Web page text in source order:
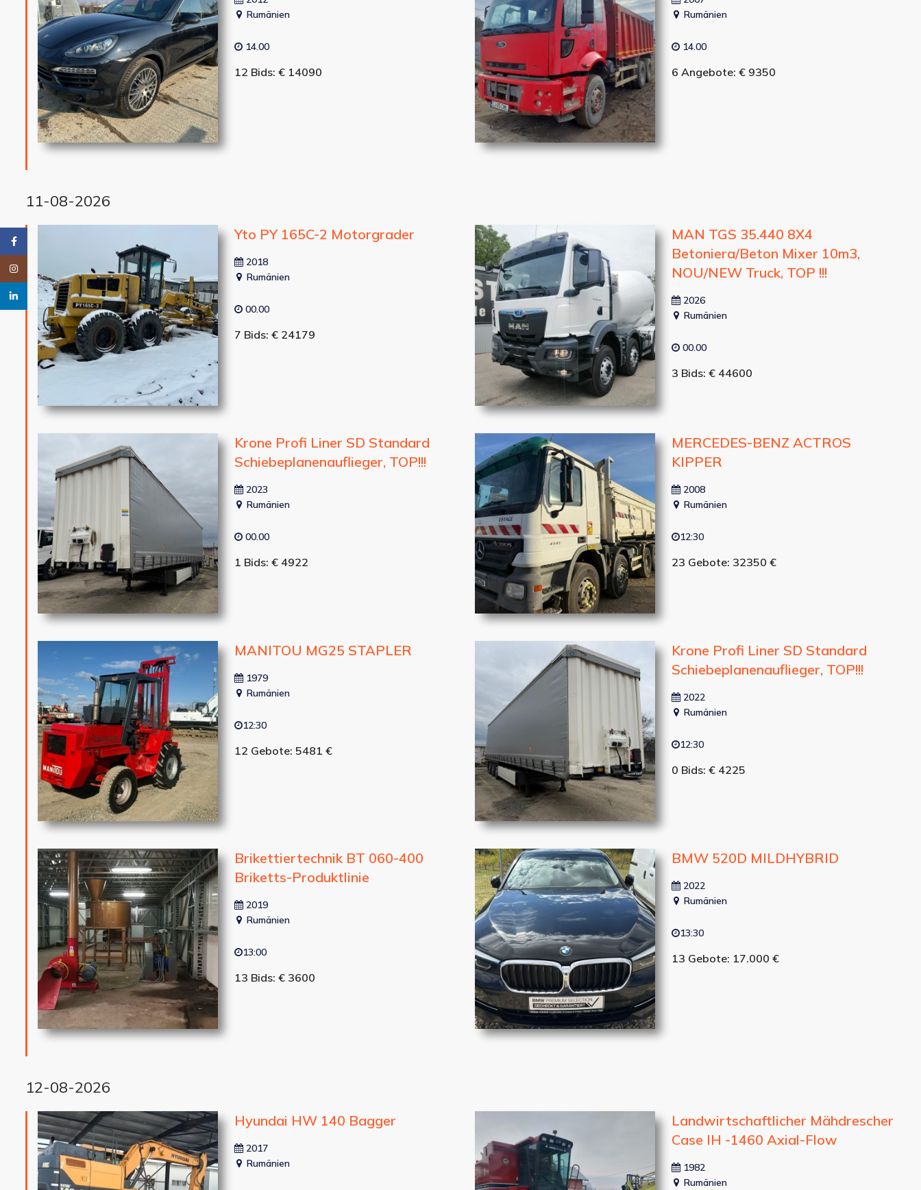
linkedin
Rumänien
14.00
12 Bids: € 14090
Rumänien
14.00
6 Angebote: € 9350
11-08-2026
Yto PY 165C-2 Motorgrader
2018
Rumänien
00.00
7 Bids: € 24179
MAN TGS 35.440 8X4
Betoniera/Beton Mixer 10m3,
NOU/NEW Truck, TOP !!!
2026
Rumänien
00.00
3 Bids: € 44600
Krone Profi Liner SD Standard
Schiebeplanenauflieger, TOP!!!
2023
Rumänien
00.00
1 Bids: € 4922
MERCEDES-BENZ ACTROS
KIPPER
2008
Rumänien
12:30
23 Gebote: 32350 €
MANITOU MG25 STAPLER
1979
Rumänien
12:30
12 Gebote: 5481 €
Krone Profi Liner SD Standard
Schiebeplanenauflieger, TOP!!!
2022
Rumänien
12:30
0 Bids: € 4225
Brikettiertechnik BT 060-400
Briketts-Produktlinie
2019
Rumänien
13:00
13 Bids: € 3600
BMW 520D MILDHYBRID
2022
Rumänien
13:30
13 Gebote: 17.000 €
12-08-2026
Hyundai HW 140 Bagger
2017
Rumänien
Landwirtschaftlicher Mähdrescher
Case IH -1460 Axial-Flow
1982
Rumänien